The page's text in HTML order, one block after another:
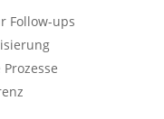
Follow-ups